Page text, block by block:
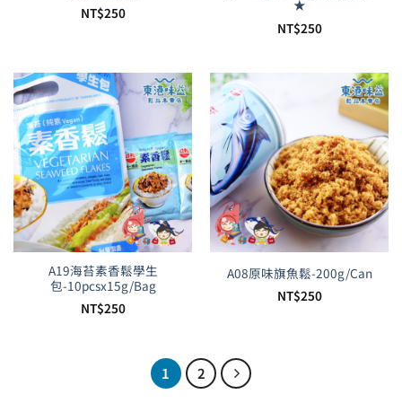
NT$250
★
NT$250
A19海苔素香鬆學生
包-10pcsx15g/Bag
NT$250
A08原味旗魚鬆-200g/Can
NT$250
1 2